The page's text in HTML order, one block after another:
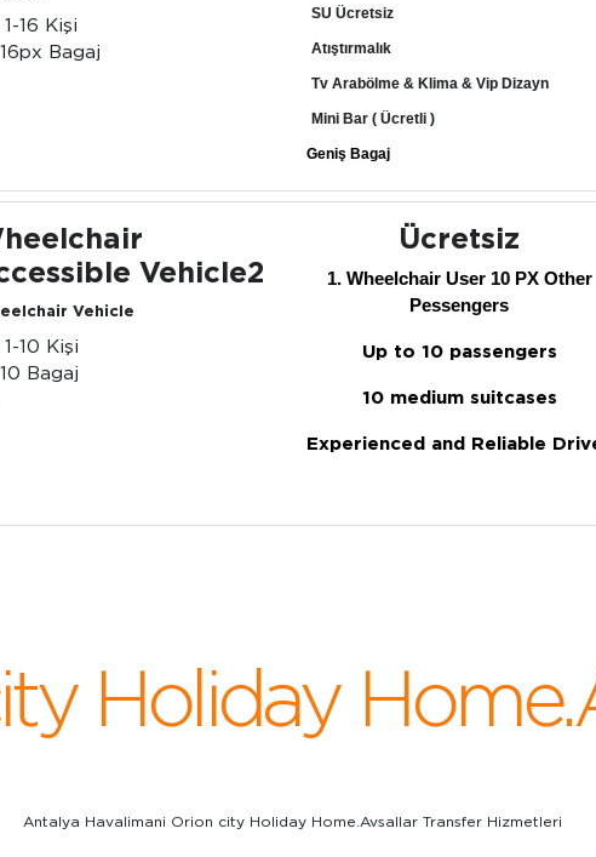
1-16 Kişi
16px Bagaj
SU Ücretsiz
Atıştırmalık
Tv Arabölme & Klima & Vip Dizayn
Mini Bar ( Ücretli )
Geniş Bagaj
Vehicle2
Vehicle
1-10 Kişi
10 Bagaj
Ücretsiz
1. Wheelchair User 10 PX Other
Pessengers
Up to 10 passengers
10 medium suitcases
Experienced and Reliable
Holiday
Antalya Havalimani Orion city Holiday Home.Avsallar Transfer Hizmetleri